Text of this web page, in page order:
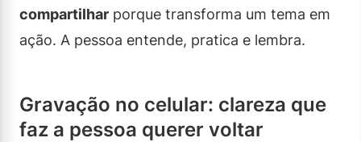
compartilhar porque transforma um tema em
ação. A pessoa entende, pratica e lembra.
Gravação no celular: clareza que
faz a pessoa querer voltar